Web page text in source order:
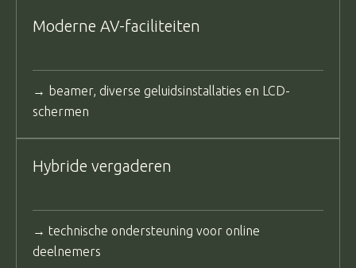
Moderne AV-faciliteiten
→ beamer, diverse geluidsinstallaties en LCD-
schermen
Hybride vergaderen
→ technische ondersteuning voor online
deelnemers